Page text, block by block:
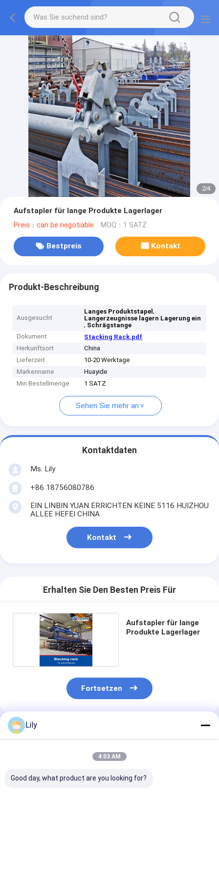
2/4
Aufstapler für lange Produkte Lagerlager
Preis：can be negotiable MOQ：1 SATZ
Bestpreis Kontakt
Produkt-Beschreibung
Ausgesucht
Langes Produktstapel,
Langerzeugnisse lagern Lagerung ein
, Schrägstange
Dokument
Stacking Rack.pdf
Herkunftsort
China
Lieferzeit
10-20 Werktage
Markenname
Huayide
Min Bestellmenge
1 SATZ
Sehen Sie mehr an
Kontaktdaten
Ms. Lily
+86 18756080786
EIN LINBIN YUAN ERRICHTEN KEINE 5116 HUIZHOU
ALLEE HEFEI CHINA
Kontakt
Erhalten Sie Den Besten Preis Für
Aufstapler für lange
Produkte Lagerlager
Fortsetzen
Empfohlene Produkte
Lily
4:03 AM
Good day, what product are you looking for?